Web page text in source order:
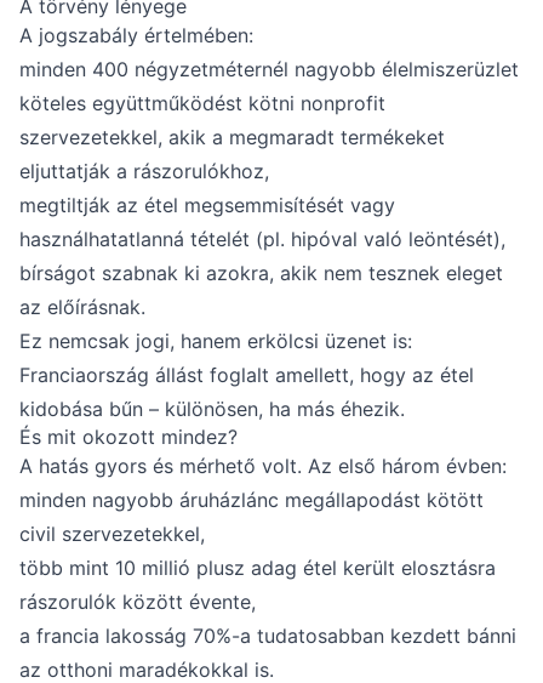
A törvény lényege
A jogszabály értelmében:
minden 400 négyzetméternél nagyobb élelmiszerüzlet
köteles együttműködést kötni nonprofit
szervezetekkel, akik a megmaradt termékeket
eljuttatják a rászorulókhoz,
megtiltják az étel megsemmisítését vagy
használhatatlanná tételét (pl. hipóval való leöntését),
bírságot szabnak ki azokra, akik nem tesznek eleget
az előírásnak.
Ez nemcsak jogi, hanem erkölcsi üzenet is:
Franciaország állást foglalt amellett, hogy az étel
kidobása bűn – különösen, ha más éhezik.
És mit okozott mindez?
A hatás gyors és mérhető volt. Az első három évben:
minden nagyobb áruházlánc megállapodást kötött
civil szervezetekkel,
több mint 10 millió plusz adag étel került elosztásra
rászorulók között évente,
a francia lakosság 70%-a tudatosabban kezdett bánni
az otthoni maradékokkal is.